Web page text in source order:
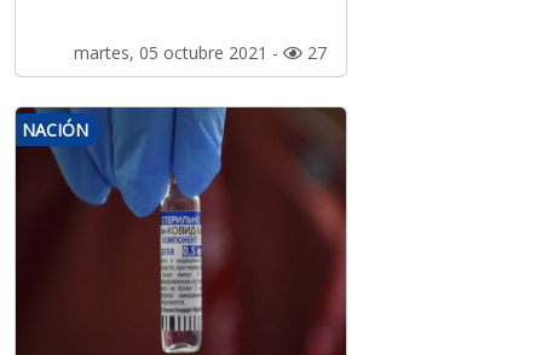
martes, 05 octubre 2021 - 27
NACIÓN